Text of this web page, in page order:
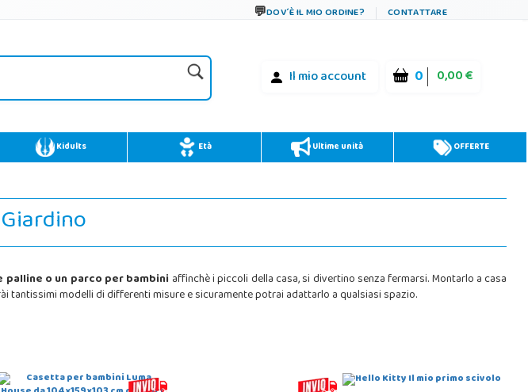
DOV´È IL MIO ORDINE? CONTATTARE
Il mio account 0 0,00 €
Kidults Età Ultime unità OFFERTE
palline o un parco per bambiniaffinchè i piccoli della casa, si divertino senza fermarsi. Montarlo a casa
tantissimi modelli di differenti misure e sicuramente potrai adattarlo a qualsiasi spazio.